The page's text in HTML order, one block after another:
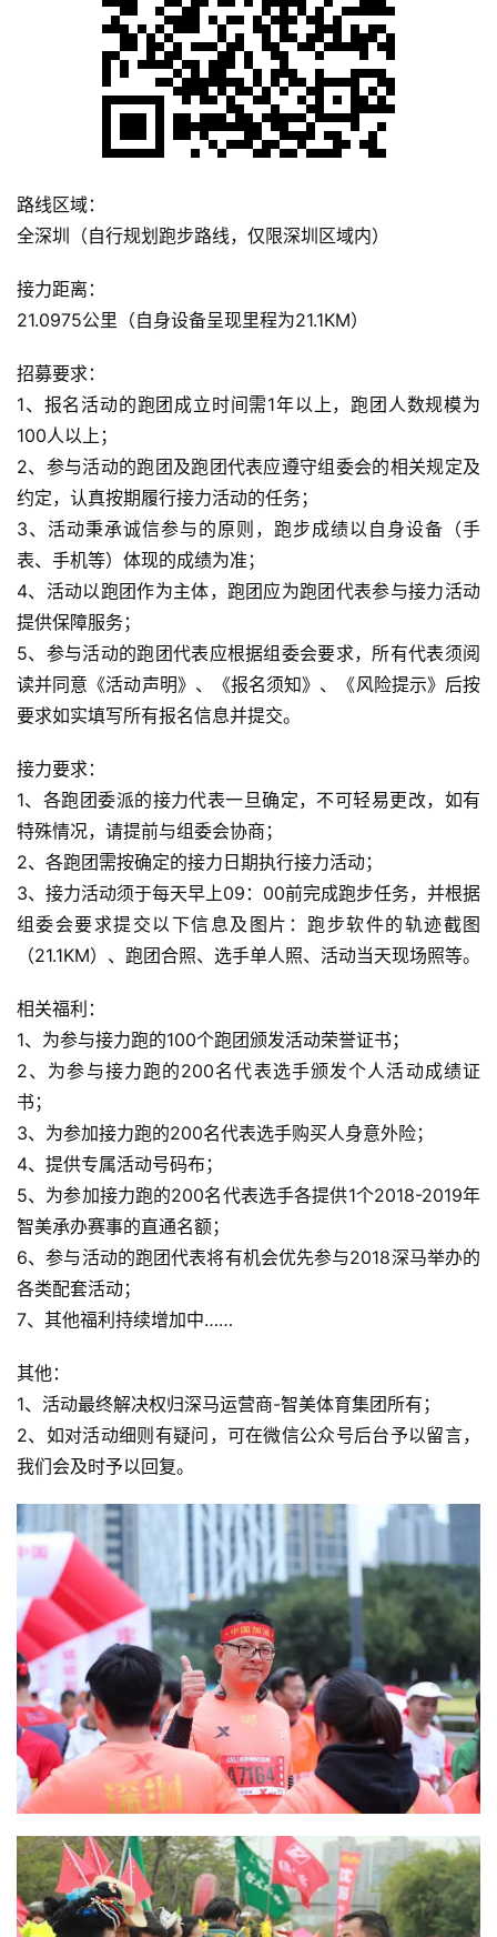
精
选
运
动
路线区域：
全深圳（自行规划跑步路线，仅限深圳区域内）
接力距离：
21.0975公里（自身设备呈现里程为21.1KM）
招募要求：
1、报名活动的跑团成立时间需1年以上，跑团人数规模为
100人以上；
2、参与活动的跑团及跑团代表应遵守组委会的相关规定及
约定，认真按期履行接力活动的任务；
3、活动秉承诚信参与的原则，跑步成绩以自身设备（手
表、手机等）体现的成绩为准；
4、活动以跑团作为主体，跑团应为跑团代表参与接力活动
提供保障服务；
5、参与活动的跑团代表应根据组委会要求，所有代表须阅
读并同意《活动声明》、《报名须知》、《风险提示》后按
要求如实填写所有报名信息并提交。
接力要求：
1、各跑团委派的接力代表一旦确定，不可轻易更改，如有
特殊情况，请提前与组委会协商；
2、各跑团需按确定的接力日期执行接力活动；
3、接力活动须于每天早上09：00前完成跑步任务，并根据
组委会要求提交以下信息及图片：跑步软件的轨迹截图
（21.1KM）、跑团合照、选手单人照、活动当天现场照等。
相关福利：
1、为参与接力跑的100个跑团颁发活动荣誉证书；
2、为参与接力跑的200名代表选手颁发个人活动成绩证
书；
3、为参加接力跑的200名代表选手购买人身意外险；
4、提供专属活动号码布；
5、为参加接力跑的200名代表选手各提供1个2018-2019年
智美承办赛事的直通名额；
6、参与活动的跑团代表将有机会优先参与2018深马举办的
各类配套活动；
7、其他福利持续增加中……
其他：
1、活动最终解决权归深马运营商-智美体育集团所有；
2、如对活动细则有疑问，可在微信公众号后台予以留言，
我们会及时予以回复。